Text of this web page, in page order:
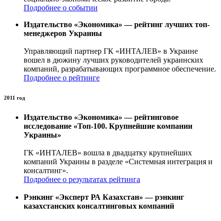
Подробнее о событии
Издательство «Экономика» — рейтинг лучших топ-
менеджеров Украины
Управляющий партнер ГК «ИНТАЛЕВ» в Украине
вошел в дюжину лучших руководителей украинских
компаний, разрабатывающих программное обеспечение.
Подробнее о рейтинге
2011 год
Издательство «Экономика» — рейтинговое
исследование «Топ-100. Крупнейшие компании
Украины»
ГК «ИНТАЛЕВ» вошла в двадцатку крупнейших
компаний Украины в разделе «Системная интеграция и
консалтинг».
Подробнее о результатах рейтинга
Рэнкинг «Эксперт РА Казахстан» — рэнкинг
казахстанских консалтинговых компаний